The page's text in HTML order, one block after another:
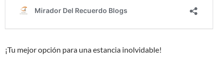
¡Tu mejor opción para una estancia inolvidable!